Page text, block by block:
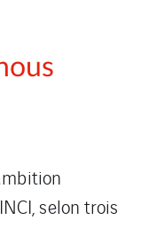
selon trois